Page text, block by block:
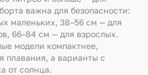
важна для безопасности:
маленьких, 38–56 см — для
66–84 см — для взрослых.
модели компактнее,
плавания, а варианты с
от солнца.